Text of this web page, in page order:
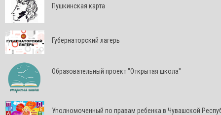
Пушкинская карта
Губернаторский лагерь
Образовательный проект "Открытая школа"
Уполномоченный по правам ребенка в Чувашской